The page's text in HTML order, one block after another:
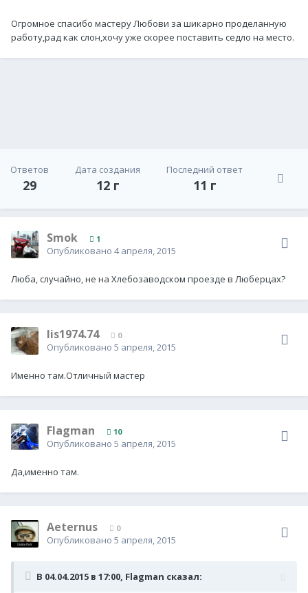
Огромное спасибо мастеру Любови за шикарно проделанную
работу,рад как слон,хочу уже скорее поставить седло на место.
Ответов
29
Дата создания
12 г
Последний ответ
11 г
Smok 1
Опубликовано 4 апреля, 2015
Люба, случайно, не на Хлебозаводском проезде в Люберцах?
lis1974.74 0
Опубликовано 5 апреля, 2015
Именно там.Отличный мастер
Flagman 10
Опубликовано 5 апреля, 2015
Да,именно там.
Aeternus 0
Опубликовано 5 апреля, 2015
В 04.04.2015 в 17:00, Flagman сказал: